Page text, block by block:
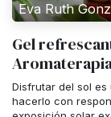
Eva Ruth
Gel
Disfrutar del sol
hacerlo con